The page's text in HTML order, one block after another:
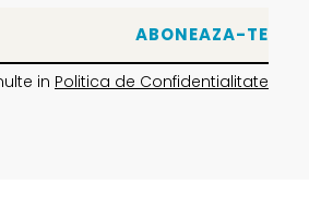
in Politica de Confidentialitate